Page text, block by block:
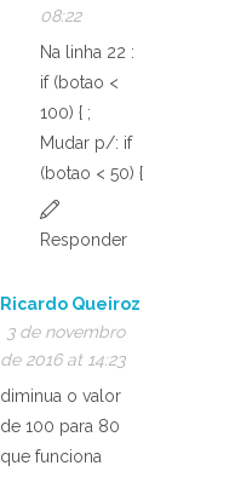
08:22
Na linha 22 :
if (botao <
100) { ;
Mudar p/: if
(botao < 50) {
Responder
Ricardo Queiroz
3 de novembro
de 2016 at 14:23
diminua o valor
de 100 para 80
que funciona